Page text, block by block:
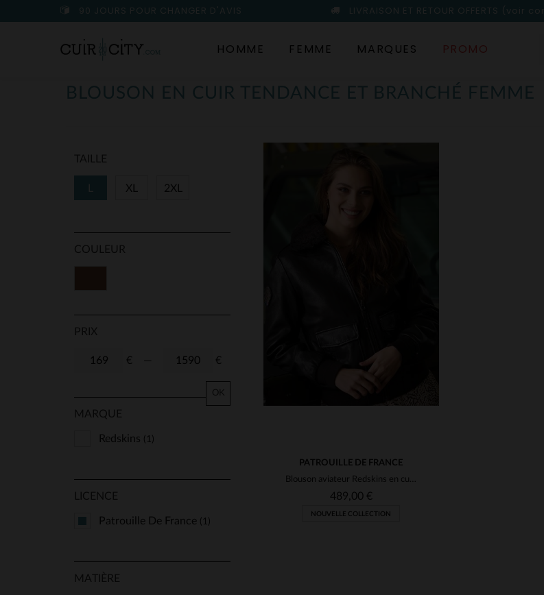
90 JOURS POUR CHANGER D'AVIS LIVRAISON ET RETOUR OFFERTS (voir
HOMME FEMME MARQUES PROMO
BLOUSON EN CUIR TENDANCE ET BRANCHÉ FEMME
TAILLE
XL 2XL
COULEUR
PRIX
€ €
OK
MARQUE
Redskins (1)
LICENCE
Patrouille De France (1)
MATIÈRE
PATROUILLE DE FRANCE
Blouson aviateur Redskins en cuir d'agneau souple et intemporel.
489,00 €
NOUVELLE COLLECTION